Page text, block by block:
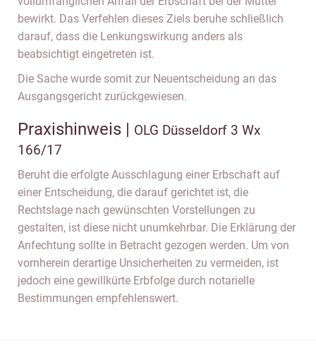
bewirkt. Das Verfehlen dieses Ziels beruhe schließlich
darauf, dass die Lenkungswirkung anders als
beabsichtigt eingetreten ist.
Die Sache wurde somit zur Neuentscheidung an das
Ausgangsgericht zurückgewiesen.
Praxishinweis | OLG Düsseldorf 3 Wx
166/17
Beruht die erfolgte Ausschlagung einer Erbschaft auf
einer Entscheidung, die darauf gerichtet ist, die
Rechtslage nach gewünschten Vorstellungen zu
gestalten, ist diese nicht unumkehrbar. Die Erklärung der
Anfechtung sollte in Betracht gezogen werden. Um von
vornherein derartige Unsicherheiten zu vermeiden, ist
jedoch eine gewillkürte Erbfolge durch notarielle
Bestimmungen empfehlenswert.